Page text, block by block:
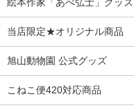
当店限定★オリジナル商品
旭山動物園 公式グッズ
こねこ便420対応商品